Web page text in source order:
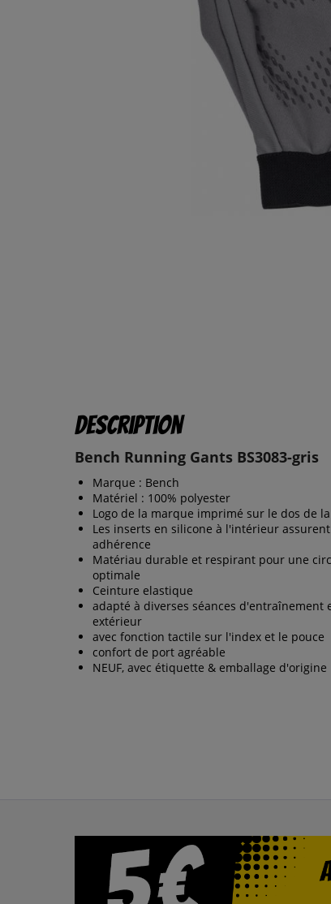
Description
Bench Running Gants BS3083-gris
Marque : Bench
Matériel : 100% polyester
Logo de la marque imprimé sur le dos de
Les inserts en silicone à l'intérieur
adhérence
Matériau durable et respirant pour une
optimale
Ceinture elastique
adapté à diverses séances d'entraînement
extérieur
avec fonction tactile sur l'index et le pouce
confort de port agréable
NEUF, avec étiquette & emballage d'origine